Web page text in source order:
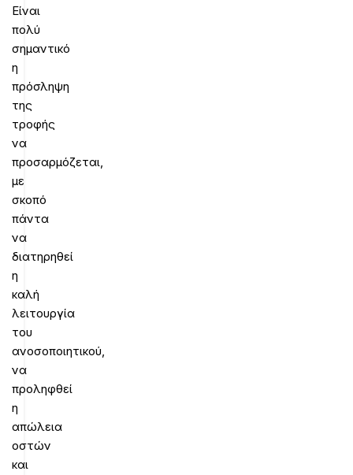
Είναι
πολύ
σημαντικό
η
πρόσληψη
της
τροφής
να
προσαρμόζεται,
με
σκοπό
πάντα
να
διατηρηθεί
η
καλή
λειτουργία
του
ανοσοποιητικού,
να
προληφθεί
η
απώλεια
οστών
και